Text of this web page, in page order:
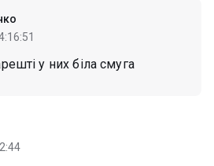
у них біла смуга